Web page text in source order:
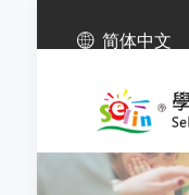
简体中文